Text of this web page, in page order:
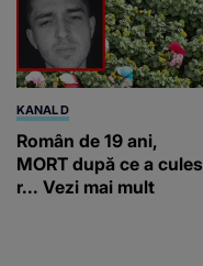
KANAL D
Român de 19 ani,
MORT după ce a cules
r... Vezi mai mult